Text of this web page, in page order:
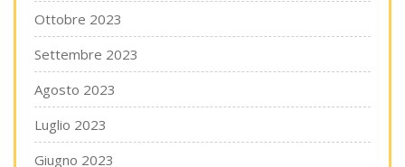
Ottobre 2023
Settembre 2023
Agosto 2023
Luglio 2023
Giugno 2023